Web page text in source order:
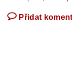
Přidat